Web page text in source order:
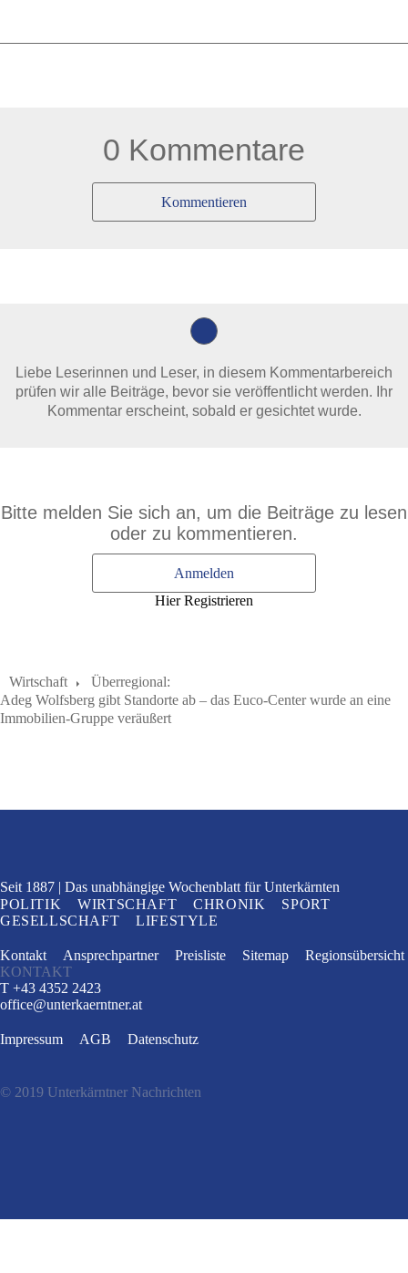
0 Kommentare
Kommentieren
Liebe Leserinnen und Leser, in diesem Kommentarbereich
prüfen wir alle Beiträge, bevor sie veröffentlicht werden. Ihr
Kommentar erscheint, sobald er gesichtet wurde.
Bitte melden Sie sich an, um die Beiträge zu lesen
oder zu kommentieren.
Anmelden
Hier Registrieren
Wirtschaft
Über­re­gi­o­nal:
Adeg Wolfsberg gibt Standorte ab – das Euco-Center wurde an eine
Immobilien-Gruppe veräußert
Seit 1887 Das unabhängige Wochenblatt für Unterkärnten
POLITIK
WIRTSCHAFT CHRONIK
SPORT
GESELLSCHAFT
LIFESTYLE
Kontakt Ansprechpartner Preisliste Sitemap
Regionsübersicht
KONTAKT
T +43 4352 2423
office@unterkaerntner.at
Impressum AGB Datenschutz
© 2019 Unterkärntner Nachrichten